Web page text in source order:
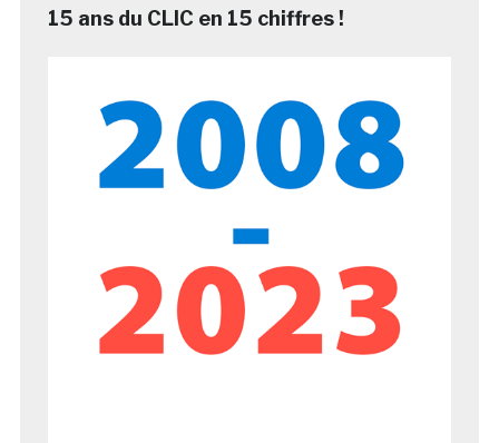
15 ans du CLIC en 15 chiffres !